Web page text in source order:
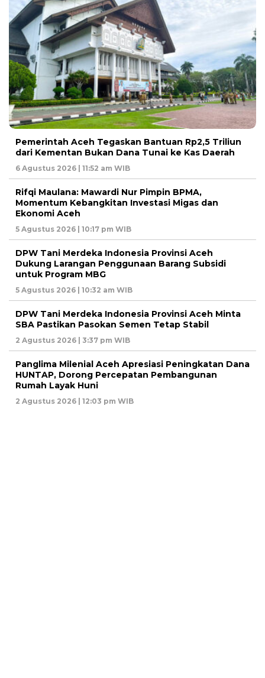
Pemerintah Aceh Tegaskan Bantuan Rp2,5 Triliun
dari Kementan Bukan Dana Tunai ke Kas Daerah
6 Agustus 2026 | 11:52 am WIB
Rifqi Maulana: Mawardi Nur Pimpin BPMA,
Momentum Kebangkitan Investasi Migas dan
Ekonomi Aceh
5 Agustus 2026 | 10:17 pm WIB
DPW Tani Merdeka Indonesia Provinsi Aceh
Dukung Larangan Penggunaan Barang Subsidi
untuk Program MBG
5 Agustus 2026 | 10:32 am WIB
DPW Tani Merdeka Indonesia Provinsi Aceh Minta
SBA Pastikan Pasokan Semen Tetap Stabil
2 Agustus 2026 | 3:37 pm WIB
Panglima Milenial Aceh Apresiasi Peningkatan Dana
HUNTAP, Dorong Percepatan Pembangunan
Rumah Layak Huni
2 Agustus 2026 | 12:03 pm WIB